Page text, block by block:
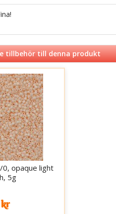
tillbehör till denna produkt
0, opaque light
5g
kr